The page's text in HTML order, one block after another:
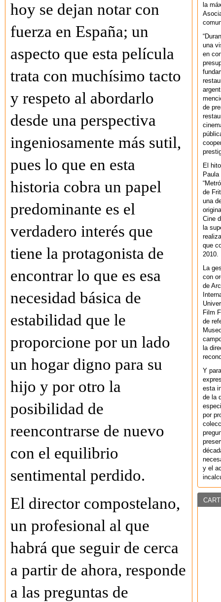
hoy se dejan notar con
fuerza en España; un
aspecto que esta película
trata con muchísimo tacto
y respeto al abordarlo
desde una perspectiva
ingeniosamente más sutil,
pues lo que en esta
historia cobra un papel
predominante es el
verdadero interés que
tiene la protagonista de
encontrar lo que es esa
necesidad básica de
estabilidad que le
proporcione por un lado
un hogar digno para su
hijo y por otro la
posibilidad de
reencontrarse de nuevo
con el equilibrio
sentimental perdido.
El director compostelano,
un profesional al que
habrá que seguir de cerca
a partir de ahora, responde
a las preguntas de
la
una
en
de
El
de
una
Cine
la
que
2010.
La
con
de
Film
de
la
Y
esta
de la
por
y el